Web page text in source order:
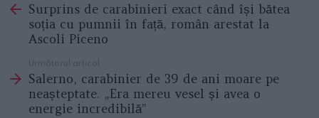
moreSurprins de carabinieri exact când își bătea
soția cu pumnii în față, român arestat la
Ascoli Piceno
Următorul articol
Salerno, carabinier de 39 de ani moare pe
neașteptate. „Era mereu vesel și avea o
energie incredibilă”